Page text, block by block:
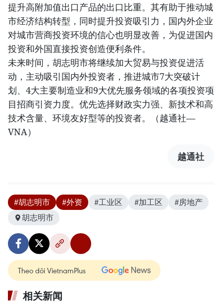
提升高附加值出口产品的出口比重。其有助于推动城
市经济结构转型，同时提升投资吸引力，国内外企业
对城市营商投资环境的信心也明显改善，为促进国内
投资和外国直接投资创造便利条件。
未来时间，胡志明市将继续加大贸易与投资促进活
动，主动吸引国内外投资者，推进城市7大突破计
划、4大主要制造业和9大优先服务领域的各项投资项
目招商引资力度。优先选择财政实力强、新技术和高
技术含量、环境友好型等的投资者。（越通社—
VNA）
越通社
#胡志明市 #外资 #工业区 #加工区
#房地产
胡志明市
Theo dõi VietnamPlus
相关新闻